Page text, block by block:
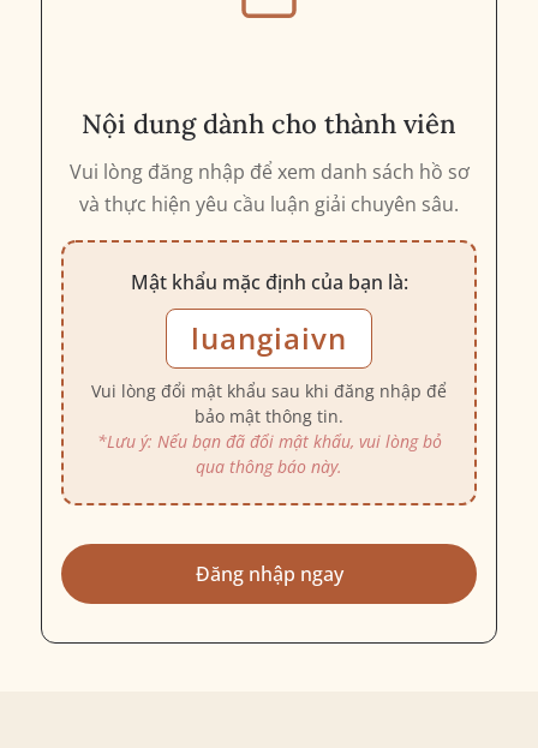
Nội dung dành cho thành viên
Vui lòng đăng nhập để xem danh sách hồ sơ
và thực hiện yêu cầu luận giải chuyên sâu.
Mật khẩu mặc định của bạn là:
luangiaivn
Vui lòng đổi mật khẩu sau khi đăng nhập để
bảo mật thông tin.
*Lưu ý: Nếu bạn đã đổi mật khẩu, vui lòng bỏ
qua thông báo này.
Đăng nhập ngay